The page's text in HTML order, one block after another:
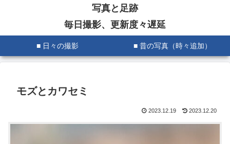
写真と足跡
毎日撮影、更新度々遅延
■ 日々の撮影 ■ 昔の写真（時々追加）
モズとカワセミ
2023.12.19 2023.12.20